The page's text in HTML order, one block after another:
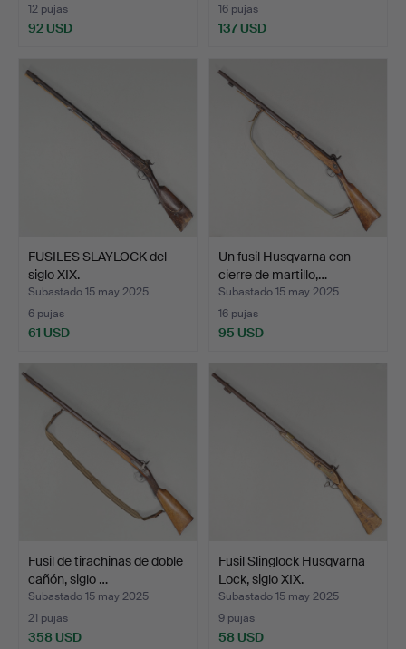
12 pujas
92 USD
16 pujas
137 USD
FUSILES SLAYLOCK del
siglo XIX.
Subastado 15 may 2025
6 pujas
61 USD
Un fusil Husqvarna con
cierre de martillo,…
Subastado 15 may 2025
16 pujas
95 USD
Fusil de tirachinas de doble
cañón, siglo …
Subastado 15 may 2025
21 pujas
358 USD
Fusil Slinglock Husqvarna
Lock, siglo XIX.
Subastado 15 may 2025
9 pujas
58 USD